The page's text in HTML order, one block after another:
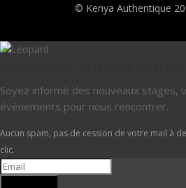
© Kenya Authentique
Soyez informé des nouveaux stages,
évènements pour nous rencontrer.
Aucun spam, pas de cession de votre mail à
clic.